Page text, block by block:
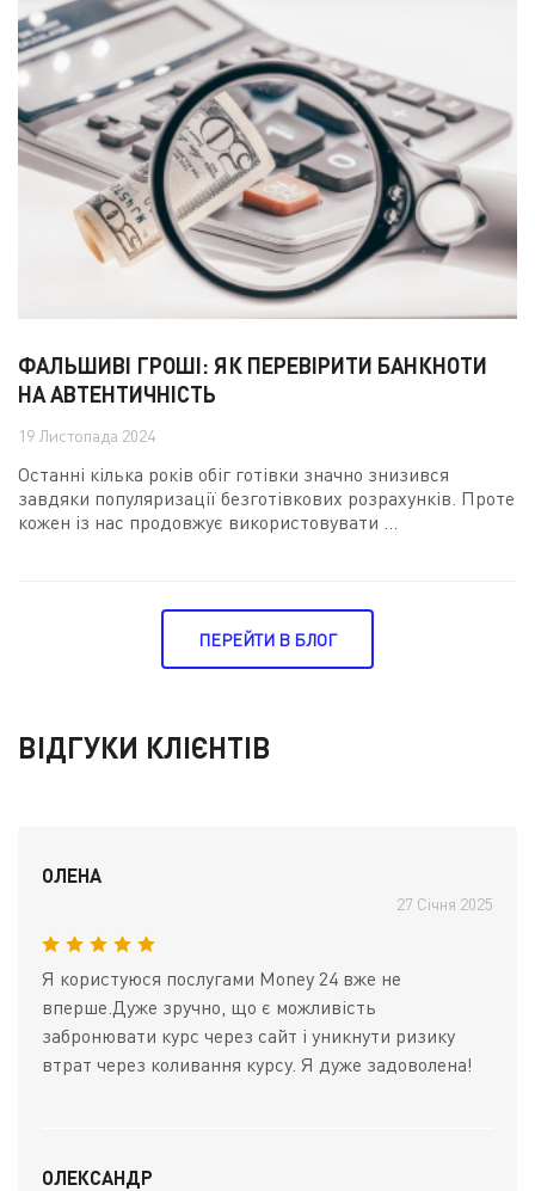
ФАЛЬШИВІ ГРОШІ: ЯК ПЕРЕВІРИТИ БАНКНОТИ
НА АВТЕНТИЧНІСТЬ
19 Листопада 2024
Останні кілька років обіг готівки значно знизився
завдяки популяризації безготівкових розрахунків. Проте
кожен із нас продовжує використовувати ...
ПЕРЕЙТИ В БЛОГ
ВІДГУКИ КЛІЄНТІВ
ОЛЕНА
27 Січня 2025
Я користуюся послугами Money 24 вже не
вперше.Дуже зручно, що є можливість
забронювати курс через сайт і уникнути ризику
втрат через коливання курсу. Я дуже задоволена!
ОЛЕКСАНДР